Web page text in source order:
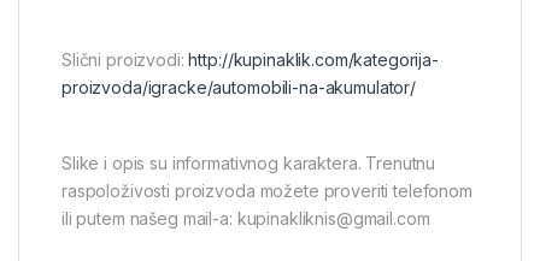
Slični proizvodi:http://kupinaklik.com/kategorija-
proizvoda/igracke/automobili-na-akumulator/
Slike i opis su informativnog karaktera. Trenutnu
raspoloživosti proizvoda možete proveriti telefonom
ili putem našeg mail-a: kupinakliknis@gmail.com